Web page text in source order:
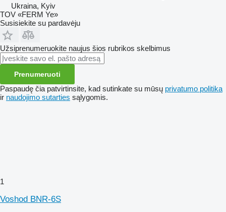
Ukraina, Kyiv
TOV «FERM Ye»
Susisiekite su pardavėju
Užsiprenumeruokite naujus šios rubrikos skelbimus
Prenumeruoti
Paspaudę čia patvirtinsite, kad sutinkate su mūsų privatumo politika
ir naudojimo sutarties sąlygomis.
1
Voshod BNR-6S